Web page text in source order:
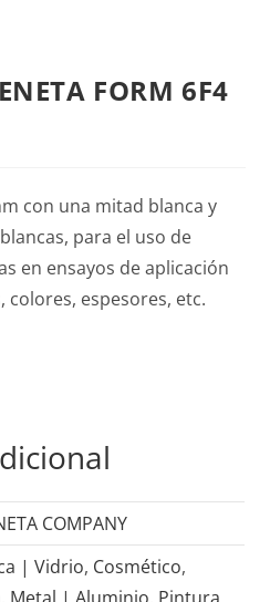
FORM 6F4
con una mitad blanca y
para el uso de
en ensayos de aplicación
espesores, etc.
COMPANY
| Vidrio, Cosmético,